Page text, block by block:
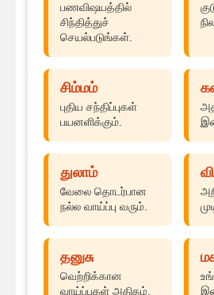
பணவிஷயத்தில்
சிந்தித்துச்
செயல்படுங்கள்.
சிம்மம்
புதிய சந்திப்புகள்
பயனளிக்கும்.
துலாம்
வேலை தொடர்பான
நல்ல வாய்ப்பு வரும்.
தனுசு
வெற்றிக்கான
வாய்ப்புகள் அதிகம்.